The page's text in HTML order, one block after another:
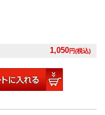
1,050円(税込)